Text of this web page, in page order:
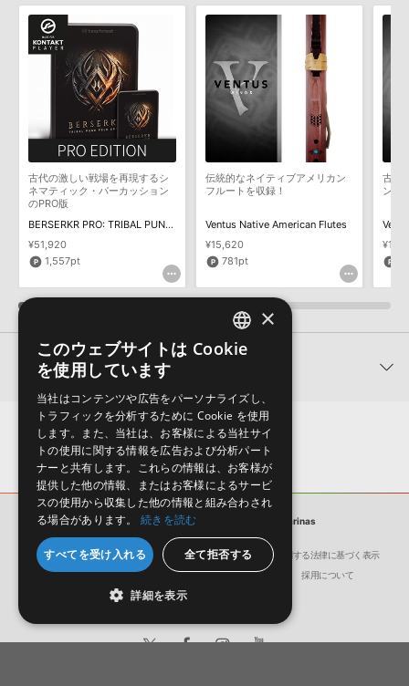
わせなどは
までご連絡ください。
デモソングは、製品収録サウンドを使ってできることを紹介するた
めのデモンストレーション用の楽曲です。原則として、デモソング
そのものをお使いいただくことはできません。また、デモソングを
構成する全てのサウンドが、サンプルパックに含まれていることを
保証するものではありません。
ダウンロード製品という性質上、一切の返品・返金はお受け付け致
しかねます。
2020.05.14
IMPACT SOUNDWORKS サンプルパック製品インストールガイド
（PULSE ダウンローダ方式）
2014.09.17
「Shreddage II.xml」ファイル
マークのついた情報は、該当する製品のご購入ユーザー様専用となって
Ventus Winds Ocarinasのサポート情報
IMPACT SOUND WORKS より新作サンプルパックがリリース！
BLACK FRIDAY SALE 対象製品に追加！
2019年11月29日 19:45
古代の激しい戦場を再現するシ
ネマティック・パーカッション
のPRO版
BERSERKR PRO: TRIBAL PUNK FOLK DRUMS
¥51,920
1,557pt
伝統的なネイティブアメリカン
フルートを収録！
Ventus Native American Flutes
¥15,620
781pt
古代
ン・
関連製品
リスナーを宇宙空間の暗黒地帯
へと誘うSFファンタジー向けの
Sounds From Beyond
¥12,463
近未来感と迫力を併せ持つシネ
¥15,620
サンプルパック Ventus Winds Ocarinas
会社概要 環境保護（CSR）への取り組み
特定商取引に関する法律に基づく表示
サイト動作環境
利用規約 個人情報の保護について 採用について
ENGLISH
×
このウェブサイトは Cookie
を使用しています
当社はコンテンツや広告をパーソナライズし、
トラフィックを分析するために Cookie を使用
します。また、当社は、お客様による当社サイ
トの使用に関する情報を広告および分析パート
ナーと共有します。これらの情報は、お客様が
提供した他の情報、またはお客様によるサービ
スの使用から収集した他の情報と組み合わされ
る場合があります。
続きを読む
すべてを受け入れる 全て拒否する
詳細を表示